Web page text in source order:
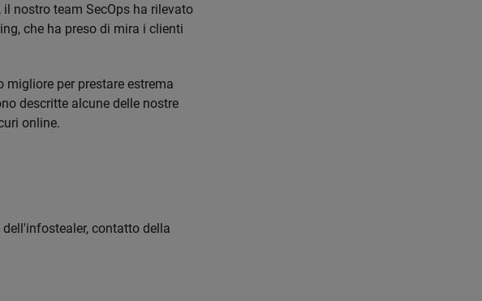
nostro team SecOps ha rilevato
che ha preso di mira i clienti
migliore per prestare estrema
descritte alcune delle nostre
online.
contatto della